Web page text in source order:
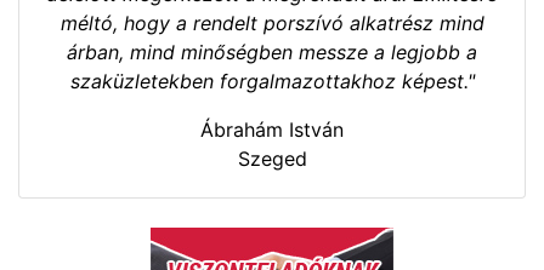
méltó, hogy a rendelt porszívó alkatrész mind
árban, mind minőségben messze a legjobb a
szaküzletekben forgalmazottakhoz képest."
Ábrahám István
Szeged